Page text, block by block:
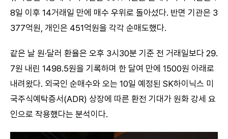
8일 이후 14거래일 만에 매수 우위로 돌아섰다. 반면 기관은 3
377억원, 개인은 451억원을 각각 순매도했다.
같은 날 원·달러 환율은 오후 3시30분 기준 전 거래일보다 29.
7원 내린 1498.5원을 기록하며 한 달여 만에 1500원 아래로
내려왔다. 외국인 순매수와 오는 10일 예정된 SK하이닉스 미
국주식예탁증서(ADR) 상장에 따른 환전 기대가 원화 강세 요
인으로 작용했다는 분석이다.